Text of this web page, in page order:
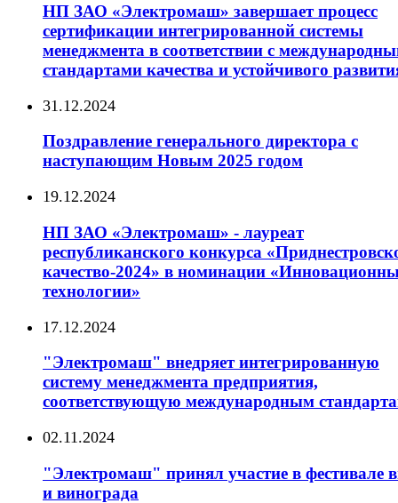
НП ЗАО «Электромаш» завершает процесс
сертификации интегрированной системы
менеджмента в соответствии с
стандартами качества и устойчивого
31.12.2024
Поздравление генерального директора с
наступающим Новым 2025 годом
19.12.2024
НП ЗАО «Электромаш» - лауреат
республиканского конкурса
качество-2024» в номинации
технологии»
17.12.2024
"Электромаш" внедряет интегрированную
систему менеджмента предприятия,
соответствующую международным
02.11.2024
"Электромаш" принял участие в фестивале
и винограда